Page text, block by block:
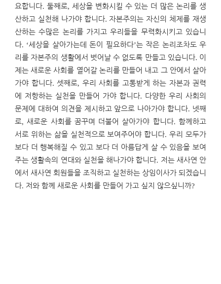
요합니다. 둘째로, 세상을 변화시킬 수 있는 더 많은 논리를 생
산하고 실천해 나가야 합니다.자본주의는 자신의 체제를 재생
산하는 수많은 논리를 가지고 우리들을 무력화시키고 있습니
다. ‘세상을 살아가는데 돈이 필요하다’는 작은 논리조차도 우
리를 자본주의 생활에서 벗어날 수 없도록 만들고 있습니다. 이
제는 새로운 사회를 열어갈 논리를 만들어 내고 그 안에서 살아
가야 합니다. 셋째로, 우리 사회를 고통받게 하는 자본과 권력
에 저항하는 실천을 만들어 가야 합니다. 다양한 우리 사회의
문제에 대하여 의견을 제시하고 앞으로 나아가야 합니다. 넷째
로,새로운 사회를 꿈꾸며 더불어 살아가야 합니다.함께하고
서로 위하는 삶을 실천적으로 보여주어야 합니다.우리 모두가
보다 더 행복해질 수 있고 보다 더 아름답게 살 수 있음을 보여
주는 생활속의 연대와 실천을 해나가야 합니다. 저는 새사연 안
에서 새사연 회원들을 조직하고 실천하는 상임이사가 되겠습니
다. 저와 함께 새로운 사회를 만들어 가고 싶지 않으싶니까?